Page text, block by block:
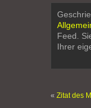
Feed.
Ihrer
« Zitat des